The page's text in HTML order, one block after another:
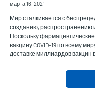
марта 16, 2021
Мир сталкивается с
созданию, распространению и
Поскольку
вакцину COVID-19 по всему
доставке миллиардов вакцин